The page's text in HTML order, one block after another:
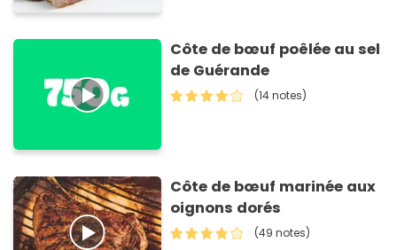
Côte de bœuf poêlée au sel
de Guérande
(14 notes)
Côte de bœuf marinée aux
oignons dorés
(49 notes)